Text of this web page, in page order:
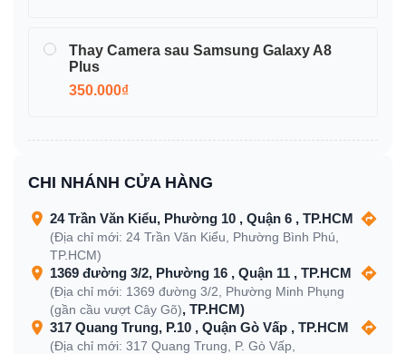
Thay Camera sau Samsung Galaxy A8
Plus
350.000₫
CHI NHÁNH CỬA HÀNG
24 Trần Văn Kiểu, Phường 10 , Quận 6 , TP.HCM
(Địa chỉ mới: 24 Trần Văn Kiểu, Phường Bình Phú,
TP.HCM)
1369 đường 3/2, Phường 16 , Quận 11 , TP.HCM
(Địa chỉ mới: 1369 đường 3/2, Phường Minh Phụng
(gần cầu vượt Cây Gõ), TP.HCM)
317 Quang Trung, P.10 , Quận Gò Vấp , TP.HCM
(Địa chỉ mới: 317 Quang Trung, P. Gò Vấp,